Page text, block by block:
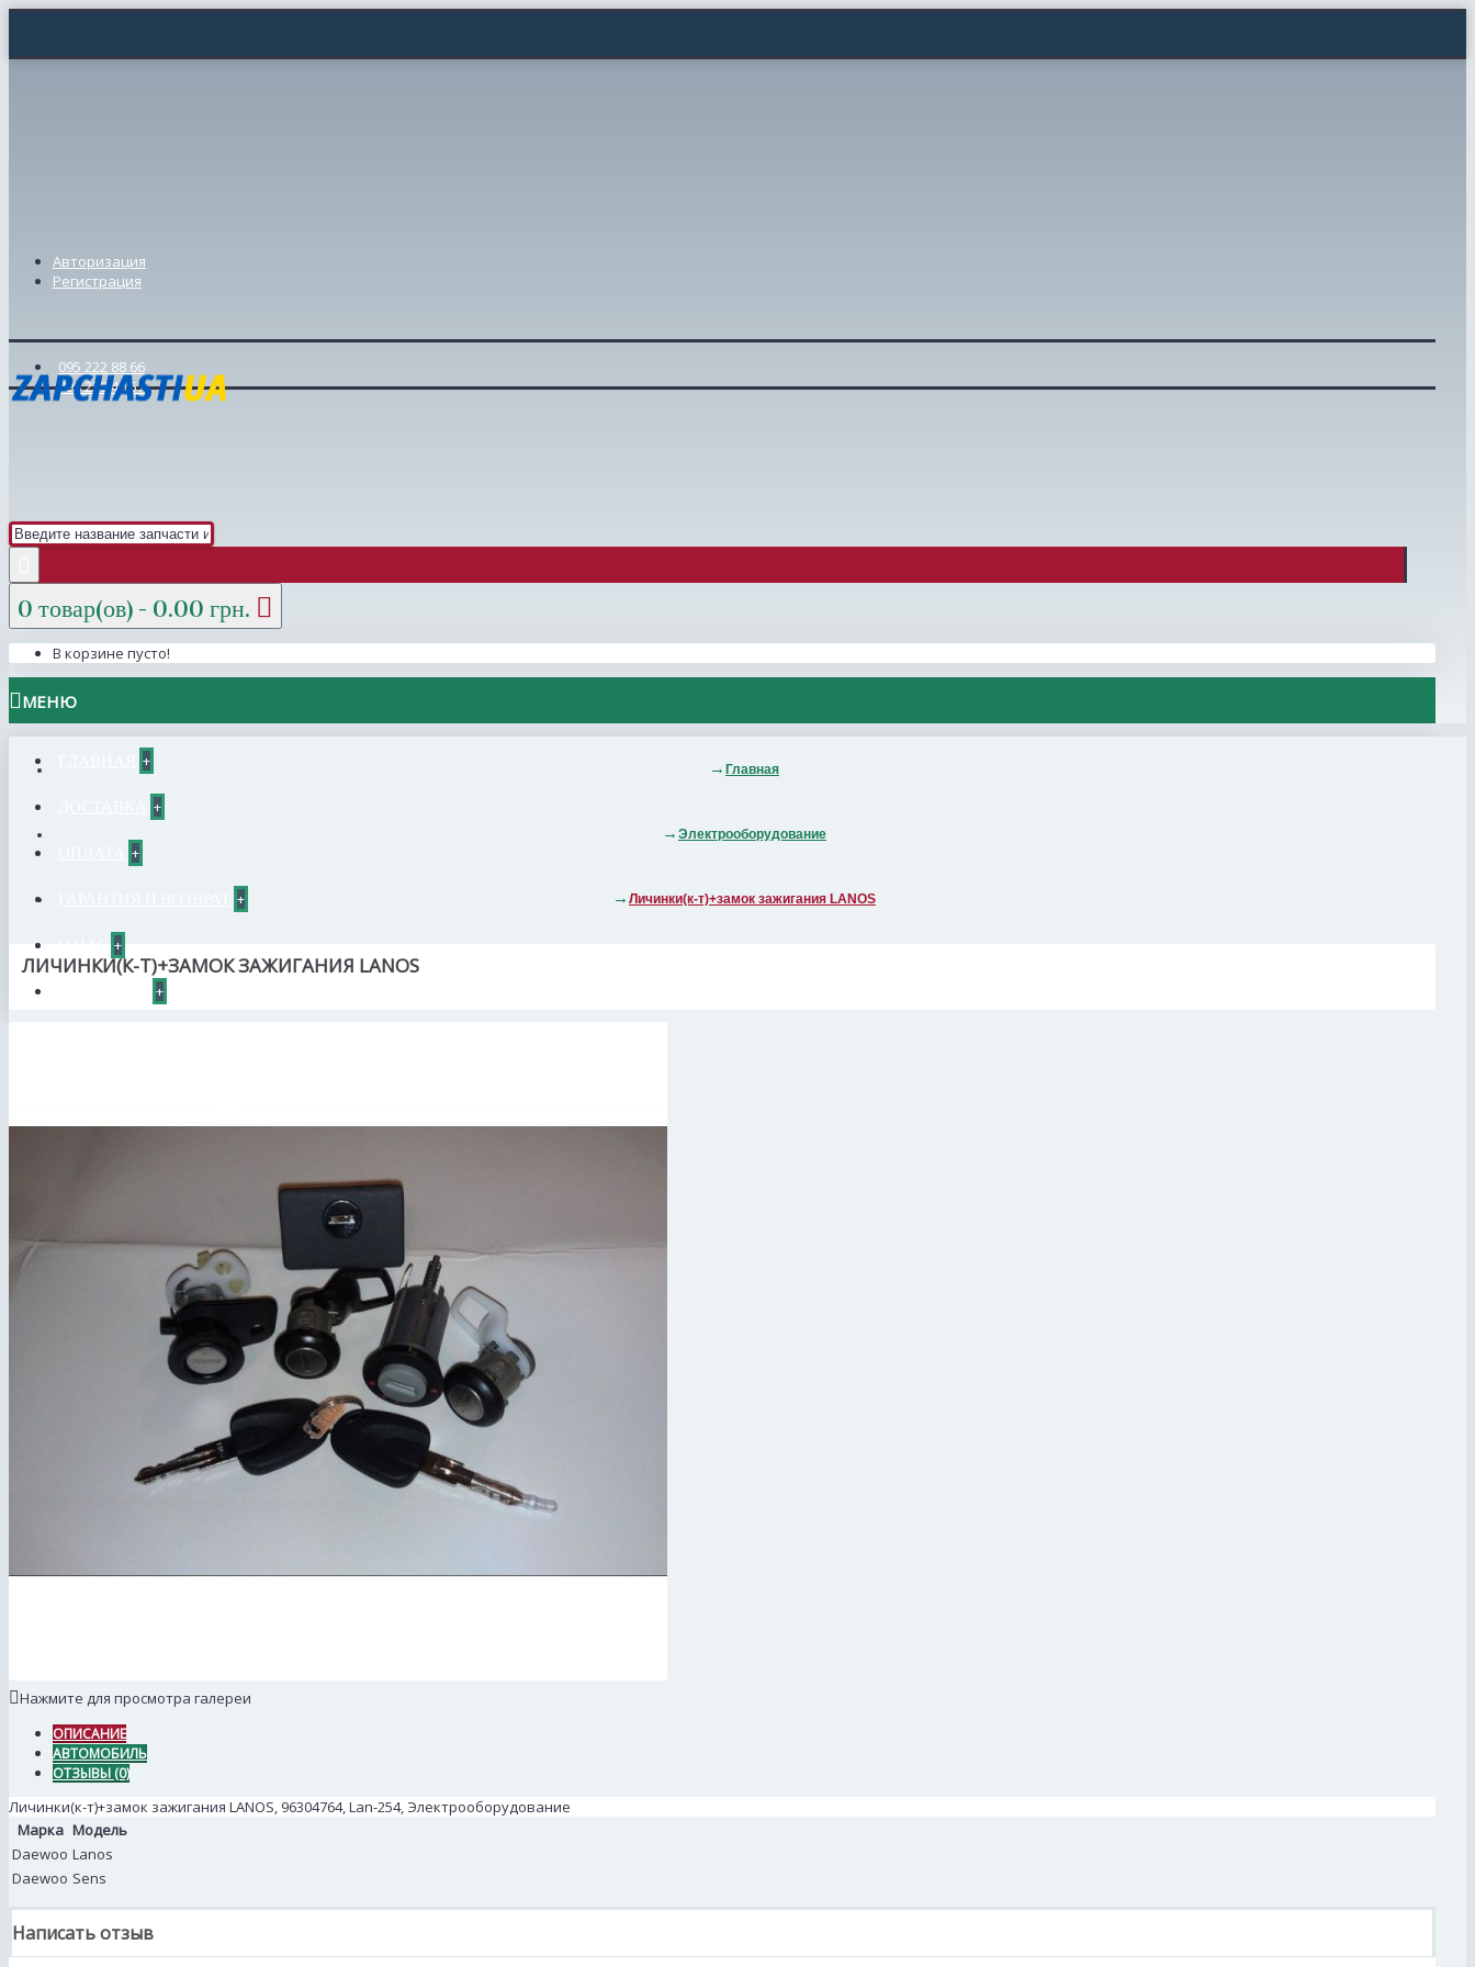
Авторизация
Регистрация
095 222 88 66
098 239 46 57
0 товар(ов) - 0.00 грн.
В корзине пусто!
МЕНЮ
+
+
+
+
+
+
Главная
Электрооборудование
Личинки(к-т)+замок зажигания LANOS
ЛИЧИНКИ(К-Т)+ЗАМОК ЗАЖИГАНИЯ LANOS
Нажмите для просмотра галереи
ОПИСАНИЕ
АВТОМОБИЛЬ
ОТЗЫВЫ (0)
Личинки(к-т)+замок зажигания LANOS, 96304764, Lan-254, Электрооборудование
Марка Модель
Daewoo Lanos
Daewoo Sens
Написать отзыв